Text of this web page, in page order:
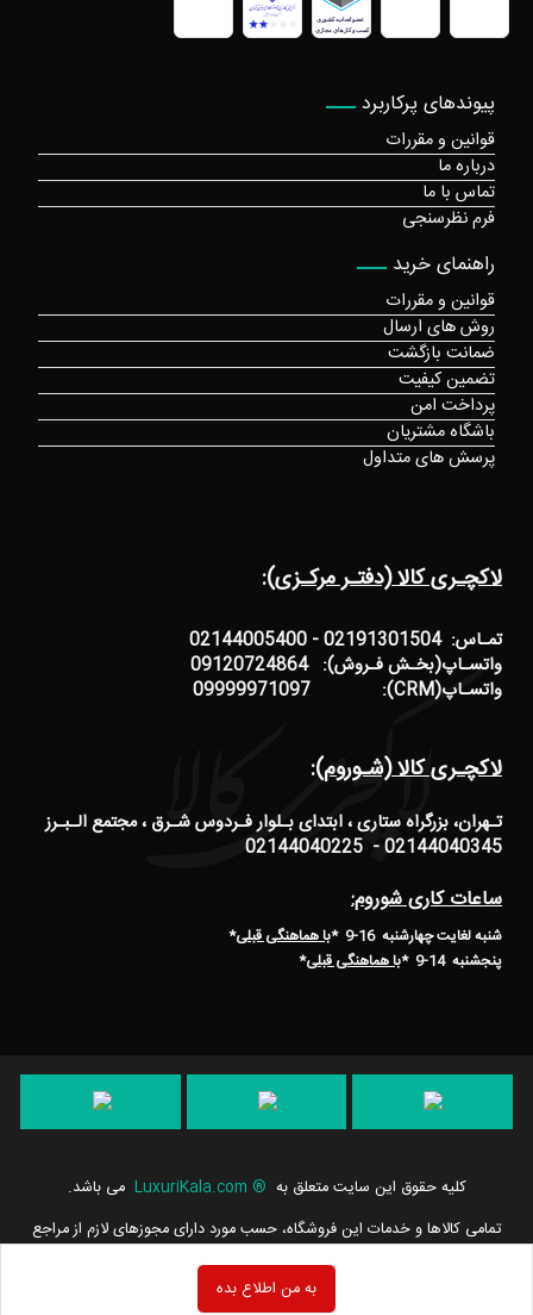
به من اطلاع بده
لاکچـری کالا (دفتـر مرکـزی):
تمـاس: 02191301504 - 02144005400
واتسـاپ(بخـش فـروش): 09120724864
واتسـاپ(CRM): 09999971097
لاکچـری کالا (شـوروم):
تـهران، بزرگراه ستاری ، ابتدای بـلوار فـردوس شـرق ، مجتمع الـبـرز
02144040345 - 02144040225
ساعات کاری شوروم:
شنبه لغایت چهارشنبه 16-9 * با هماهنگی قبلی*
پنجشنبه 14-9
*با هماهنگی قبلی*
پیوندهای پرکاربرد
قوانین و مقررات
درباره ما
تماس با ما
فرم نظرسنجی
راهنمای خرید
قوانین و مقررات
روش های ارسال
ضمانت بازگشت
تضمین کیفیت
پرداخت امن
باشگاه مشتریان
پرسش های متداول
کلیه حقوق این سایت متعلق به ®
LuxuriKala.com می باشد.
تمامی كالاها و خدمات این فروشگاه، حسب مورد دارای مجوزهای لازم از مراجع
مربوطه می باشند و فعالیت های این سایت تابع قوانین و مقررات جمهوری